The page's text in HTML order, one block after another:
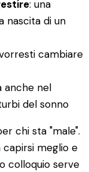
: una
nascita di un
cambiare
anche nel
del sonno
chi sta "male".
meglio e
colloquio serve